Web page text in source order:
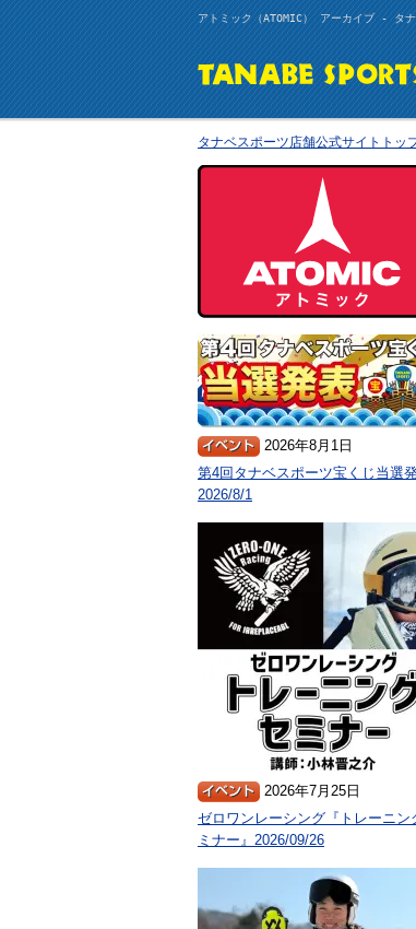
アトミック（ATOMIC） アーカイブ - タナ
タナベスポーツ店舗公式サイトトッ
2026年8月1日
第4回タナベスポーツ宝くじ当選
2026/8/1
2026年7月25日
ゼロワンレーシング『トレーニン
ミナー』2026/09/26